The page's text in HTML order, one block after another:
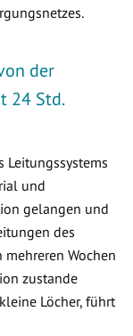
der
24 Std.
Leitungssystems
und
gelangen und
des
mehreren Wochen
zustande
Löcher, führt